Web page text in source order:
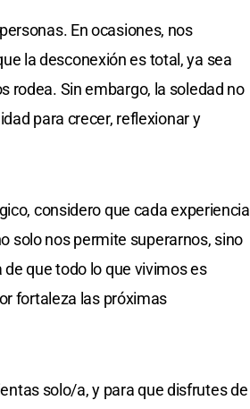
En ocasiones, nos
la desconexión es total, ya sea
rodea. Sin embargo, la soledad no
para crecer, reflexionar y
considero que cada experiencia
solo nos permite superarnos, sino
que todo lo que vivimos es
fortaleza las próximas
solo/a, y para que disfrutes de